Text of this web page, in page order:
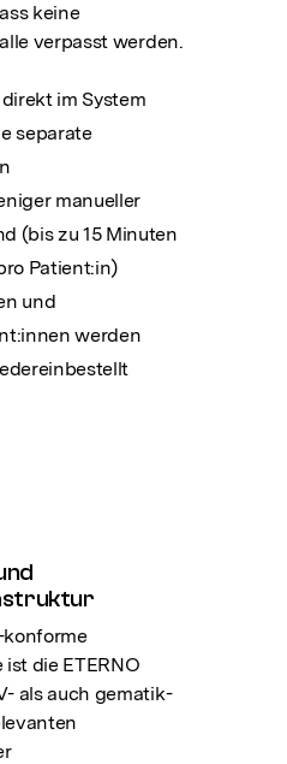
keine
verpasst werden.
im System
separate
manueller
(bis zu 15 Minuten
Patient:in)
und
werden
die ETERNO
als auch gematik-